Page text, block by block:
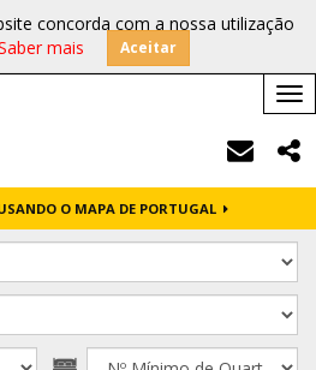
concorda com a nossa utilização
mais Aceitar
O MAPA DE PORTUGAL